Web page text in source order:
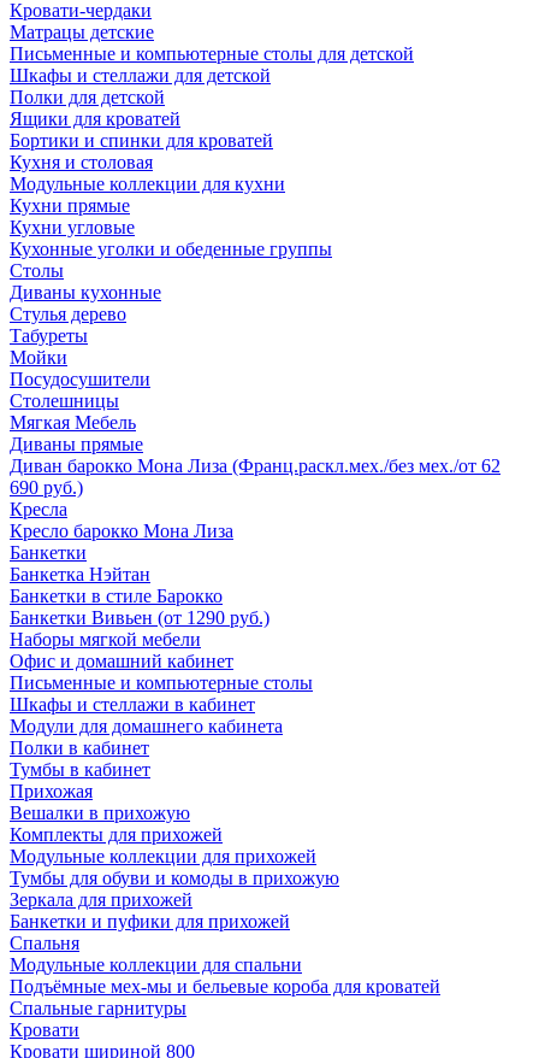
Кровати-чердаки
Матрацы детские
Письменные и компьютерные столы для детской
Шкафы и стеллажи для детской
Полки для детской
Ящики для кроватей
Бортики и спинки для кроватей
Кухня и столовая
Модульные коллекции для кухни
Кухни прямые
Кухни угловые
Кухонные уголки и обеденные группы
Столы
Диваны кухонные
Стулья дерево
Табуреты
Мойки
Посудосушители
Столешницы
Мягкая Мебель
Диваны прямые
Диван барокко Мона Лиза (Франц.раскл.мех./без мех./от 62
690 руб.)
Кресла
Кресло барокко Мона Лиза
Банкетки
Банкетка Нэйтан
Банкетки в стиле Барокко
Банкетки Вивьен (от 1290 руб.)
Наборы мягкой мебели
Офис и домашний кабинет
Письменные и компьютерные столы
Шкафы и стеллажи в кабинет
Модули для домашнего кабинета
Полки в кабинет
Тумбы в кабинет
Прихожая
Вешалки в прихожую
Комплекты для прихожей
Модульные коллекции для прихожей
Тумбы для обуви и комоды в прихожую
Зеркала для прихожей
Банкетки и пуфики для прихожей
Спальня
Модульные коллекции для спальни
Подъёмные мех-мы и бельевые короба для кроватей
Спальные гарнитуры
Кровати
Кровати шириной 800